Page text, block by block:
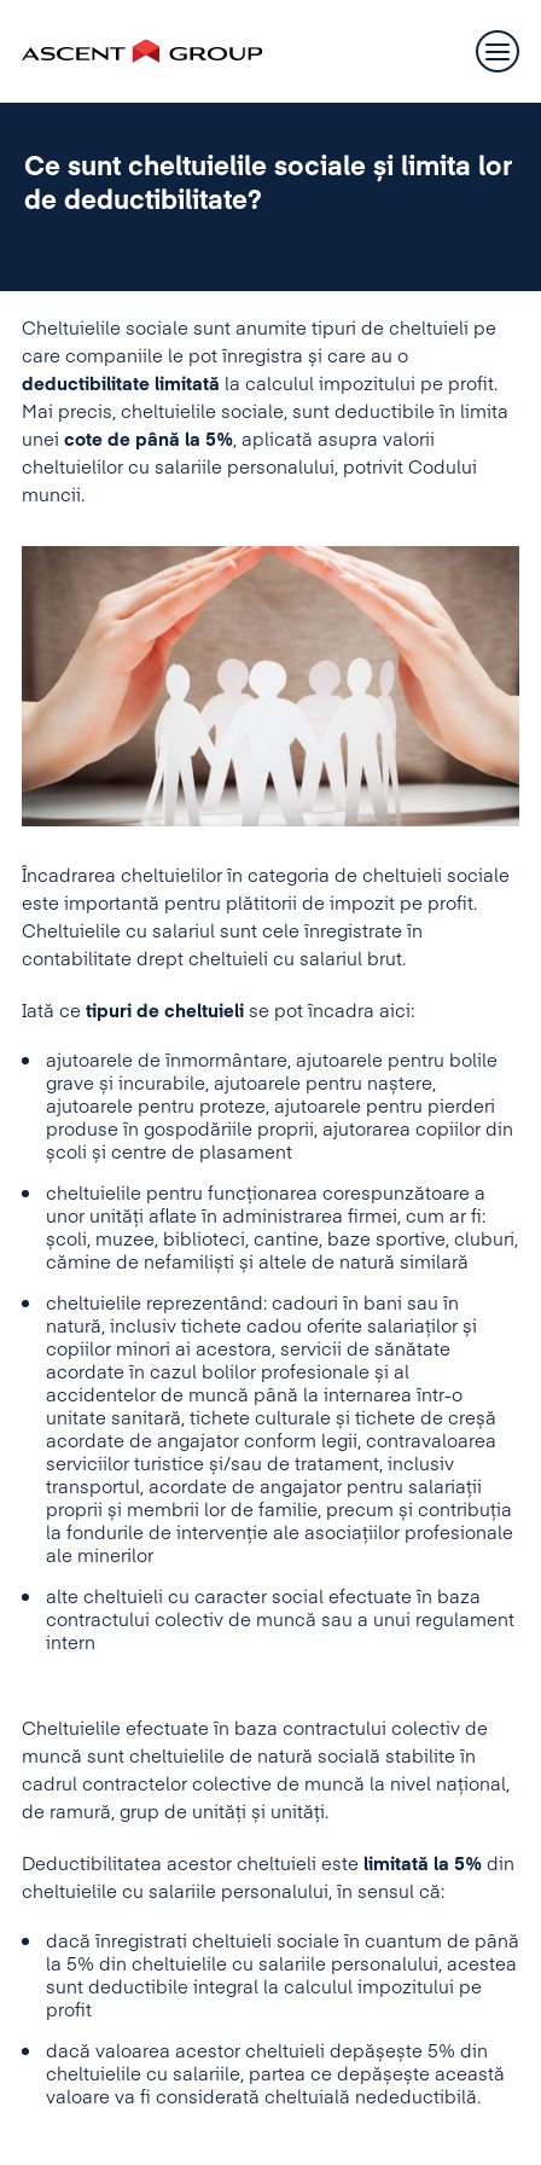
Ce sunt cheltuielile sociale și limita lor
de deductibilitate?
Cheltuielile sociale sunt anumite tipuri de cheltuieli pe
care companiile le pot înregistra și care au o
deductibilitate limitată la calculul impozitului pe profit.
Mai precis, cheltuielile sociale, sunt deductibile în limita
unei cote de până la 5%, aplicată asupra valorii
cheltuielilor cu salariile personalului, potrivit Codului
muncii.
Încadrarea cheltuielilor în categoria de cheltuieli sociale
este importantă pentru plătitorii de impozit pe profit.
Cheltuielile cu salariul sunt cele înregistrate în
contabilitate drept cheltuieli cu salariul brut.
Iată ce tipuri de cheltuieli se pot încadra aici:
ajutoarele de înmormântare, ajutoarele pentru bolile
grave și incurabile, ajutoarele pentru naștere,
ajutoarele pentru proteze, ajutoarele pentru pierderi
produse în gospodăriile proprii, ajutorarea copiilor din
școli și centre de plasament
cheltuielile pentru funcționarea corespunzătoare a
unor unități aflate în administrarea firmei, cum ar fi:
școli, muzee, biblioteci, cantine, baze sportive, cluburi,
cămine de nefamiliști și altele de natură similară
cheltuielile reprezentând: cadouri în bani sau în
natură, inclusiv tichete cadou oferite salariaților și
copiilor minori ai acestora, servicii de sănătate
acordate în cazul bolilor profesionale și al
accidentelor de muncă până la internarea într-o
unitate sanitară, tichete culturale și tichete de creșă
acordate de angajator conform legii, contravaloarea
serviciilor turistice și/sau de tratament, inclusiv
transportul, acordate de angajator pentru salariații
proprii și membrii lor de familie, precum și contribuția
la fondurile de intervenție ale asociațiilor profesionale
ale minerilor
alte cheltuieli cu caracter social efectuate în baza
contractului colectiv de muncă sau a unui regulament
intern
Cheltuielile efectuate în baza contractului colectiv de
muncă sunt cheltuielile de natură socială stabilite în
cadrul contractelor colective de muncă la nivel național,
de ramură, grup de unități și unități.
Deductibilitatea acestor cheltuieli este limitată la 5% din
cheltuielile cu salariile personalului, în sensul că:
dacă înregistrati cheltuieli sociale în cuantum de până
la 5% din cheltuielile cu salariile personalului, acestea
sunt deductibile integral la calculul impozitului pe
profit
dacă valoarea acestor cheltuieli depășește 5% din
cheltuielile cu salariile, partea ce depășește această
valoare va fi considerată cheltuială nedeductibilă.